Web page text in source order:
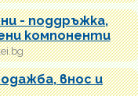
- поддръжка,
компоненти
внос и